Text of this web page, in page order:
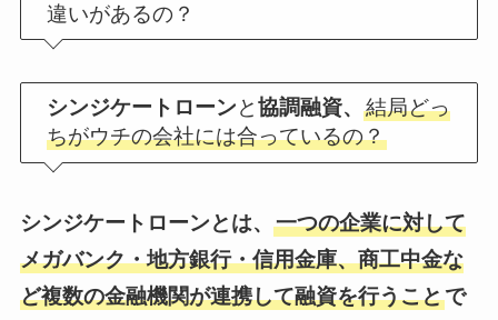
違いがあるの？
シンジケートローンと協調融資、結局どっ
ちがウチの会社には合っているの？
シンジケートローンとは、 一つの企業に対して
メガバンク・地方銀行・信用金庫、商工中金な
ど複数の金融機関が連携して融資を行うことで